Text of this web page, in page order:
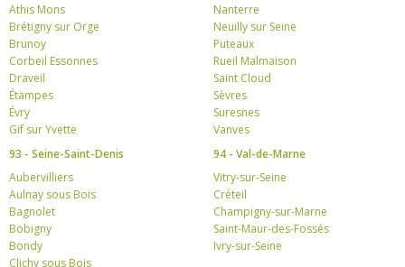
Athis Mons
Brétigny sur Orge
Brunoy
Corbeil Essonnes
Draveil
Étampes
Évry
Gif sur Yvette
Nanterre
Neuilly sur Seine
Puteaux
Rueil Malmaison
Saint Cloud
Sèvres
Suresnes
Vanves
93 - Seine-Saint-Denis
Aubervilliers
Aulnay sous Bois
Bagnolet
Bobigny
Bondy
Clichy sous Bois
94 - Val-de-Marne
Vitry-sur-Seine
Créteil
Champigny-sur-Marne
Saint-Maur-des-Fossés
Ivry-sur-Seine